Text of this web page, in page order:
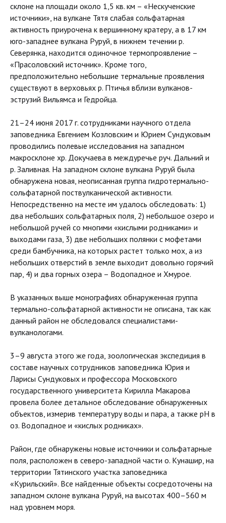
склоне на площади около 1,5 кв. км – «Нескученские
источники», на вулкане Тятя слабая сольфатарная
активность приурочена к вершинному кратеру, а в 17 км
юго-западнее вулкана Руруй, в нижнем течении р.
Северянка, находится одиночное термопроявление –
«Прасоловский источник». Кроме того,
предположительно небольшие термальные проявления
существуют в верховьях р. Птичья вблизи вулканов-
эструзий Вильямса и Гедройца.
21–24 июня 2017 г. сотрудниками научного отдела
заповедника Евгением Козловским и Юрием Сундуковым
проводились полевые исследования на западном
макросклоне хр. Докучаева в междуречье руч. Дальний и
р. Заливная. На западном склоне вулкана Руруй была
обнаружена новая, неописанная группа гидротермально-
сольфатарной поствулканической активности.
Непосредственно на месте им удалось обследовать: 1)
два небольших сольфатарных поля, 2) небольшое озеро и
небольшой ручей со многими «кислыми родниками» и
выходами газа, 3) две небольших полянки с мофетами
среди бамбучника, на которых растет только мох, а из
небольших отверстий в земле выходит довольно горячий
пар, 4) и два горных озера – Водопадное и Хмурое.
В указанных выше монографиях обнаруженная группа
термально-сольфатарной активности не описана, так как
данный район не обследовался специалистами-
вулканологами.
3–9 августа этого же года, зоологическая экспедиция в
составе научных сотрудников заповедника Юрия и
Ларисы Сундуковых и профессора Московского
государственного университета Кирилла Макарова
провела более детальное обследование обнаруженных
объектов, измерив температуру воды и пара, а также pH в
оз. Водопадное и «кислых родниках».
Район, где обнаружены новые источники и сольфатарные
поля, расположен в северо-западной части о. Кунашир, на
территории Тятинского участка заповедника
«Курильский». Все найденные объекты сосредоточены на
западном склоне вулкана Руруй, на высотах 400–560 м
над уровнем моря.